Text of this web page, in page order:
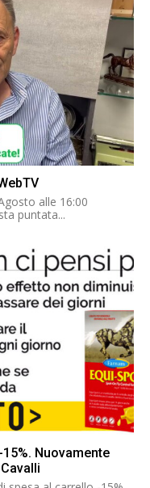
alle 16:00
In questa puntata...
Nuovamente